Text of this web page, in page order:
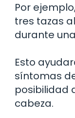
Por
tres tazas
durante
Esto
síntomas
posibilidad
cabeza.